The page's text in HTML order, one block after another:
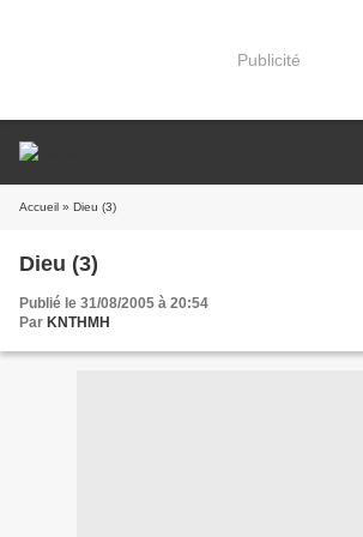
Publicité
Accueil » Dieu (3)
Dieu (3)
Publié le 31/08/2005 à 20:54
Par KNTHMH